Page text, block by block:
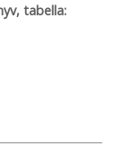
tabella: